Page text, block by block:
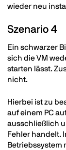
wieder neu
Szenario 4
Ein schwarzer
sich die VM
starten lässt.
nicht.
Hierbei ist zu
auf einem PC
ausschließlich
Fehler handelt.
Betriebssystem